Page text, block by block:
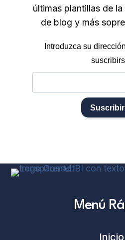
últimas plantillas de
de blog y más
Introduzca su
Menú
Inicio